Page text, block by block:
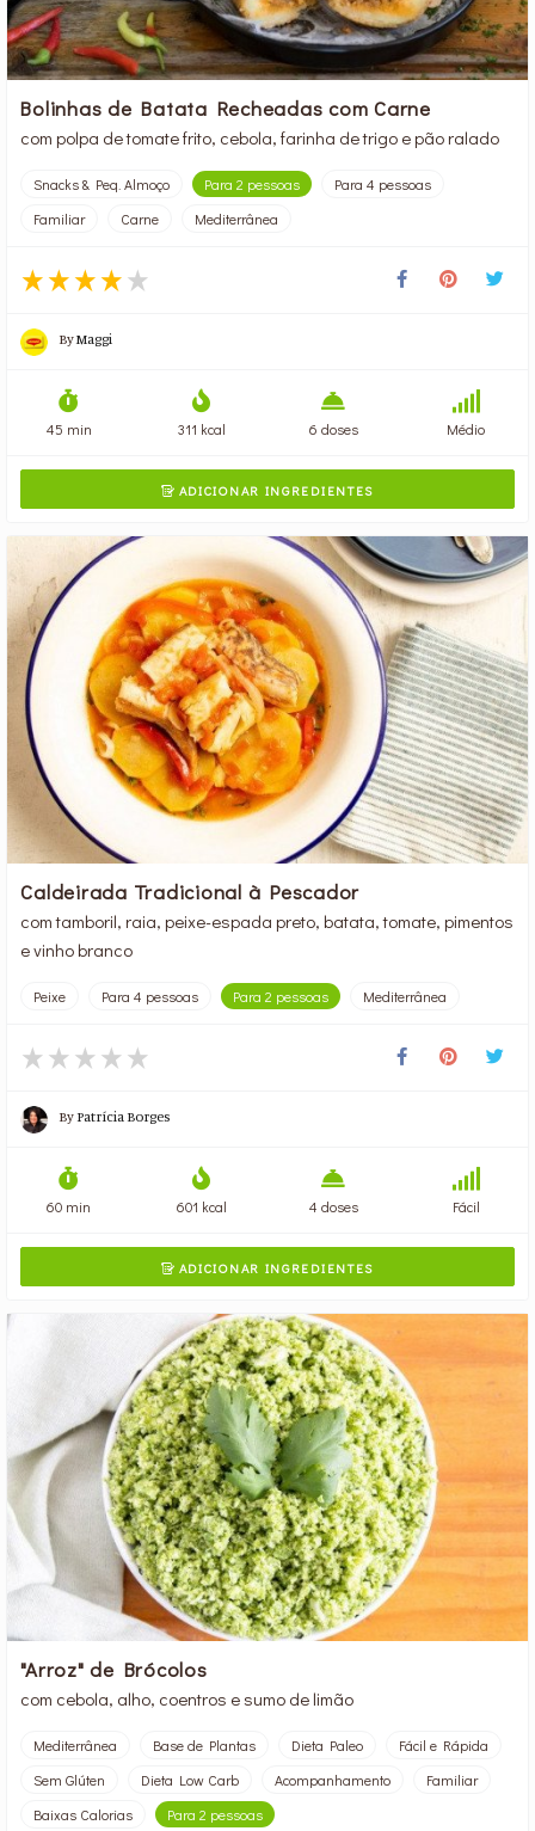
Bolinhas de Batata Recheadas com Carne
com polpa de tomate frito, cebola, farinha de trigo e pão ralado
Snacks & Peq. Almoço Para 2 pessoas
Para 4 pessoas
Familiar
Carne Mediterrânea
ByMaggi
45 min 311 kcal 6 doses Médio
ADICIONAR INGREDIENTES
Caldeirada Tradicional à Pescador
com tamboril, raia, peixe-espada preto, batata, tomate, pimentos
e vinho branco
Peixe Para 4 pessoas Para 2 pessoas Mediterrânea
ByPatrícia Borges
60 min 601 kcal 4 doses Fácil
ADICIONAR INGREDIENTES
"Arroz" de Brócolos
com cebola, alho, coentros e sumo de limão
Mediterrânea Base de Plantas Dieta Paleo
Fácil e Rápida
Sem Glúten
Dieta Low Carb Acompanhamento
Familiar
Baixas Calorias
Para 2 pessoas